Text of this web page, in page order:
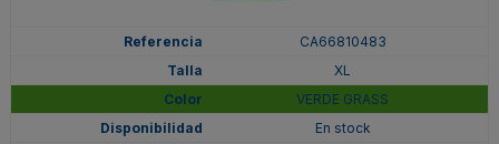
CA66810483
XL
VERDE GRASS
En stock